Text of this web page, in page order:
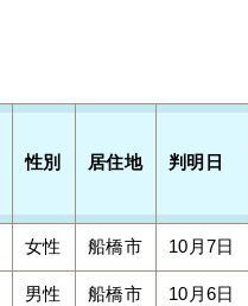
性別 居住地 判明日
女性 船橋市 10月7日
男性 船橋市 10月6日